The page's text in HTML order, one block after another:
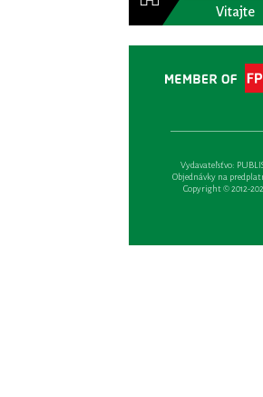
Vitajte
Vydavateľsťvo:
Objednávky na
Copyright © 2012-